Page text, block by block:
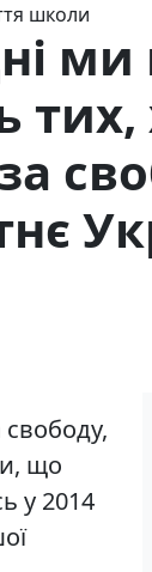
школи
що
у 2014